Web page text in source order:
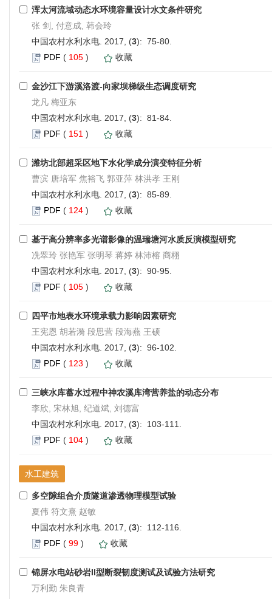
浑太河流域动态水环境容量设计水文条件研究
张 剑, 付意成, 韩会玲
中国农村水利水电. 2017, (3): 75-80.
PDF ( 105 ) 收藏
金沙江下游溪洛渡-向家坝梯级生态调度研究
龙凡 梅亚东
中国农村水利水电. 2017, (3): 81-84.
PDF ( 151 ) 收藏
潍坊北部超采区地下水化学成分演变特征分析
曹滨 唐培军 焦裕飞 郭亚萍 林洪孝 王刚
中国农村水利水电. 2017, (3): 85-89.
PDF ( 124 ) 收藏
基于高分辨率多光谱影像的温瑞塘河水质反演模型研究
冼翠玲 张艳军 张明琴 蒋婷 林沛榕 商栩
中国农村水利水电. 2017, (3): 90-95.
PDF ( 105 ) 收藏
四平市地表水环境承载力影响因素研究
王宪恩 胡若漪 段思营 段海燕 王硕
中国农村水利水电. 2017, (3): 96-102.
PDF ( 123 ) 收藏
三峡水库蓄水过程中神农溪库湾营养盐的动态分布
李欣, 宋林旭, 纪道斌, 刘德富
中国农村水利水电. 2017, (3): 103-111.
PDF ( 104 ) 收藏
水工建筑
多空隙组合介质隧道渗透物理模型试验
夏伟 符文熹 赵敏
中国农村水利水电. 2017, (3): 112-116.
PDF ( 99 ) 收藏
锦屏水电站砂岩II型断裂韧度测试及试验方法研究
万利勤 朱良青